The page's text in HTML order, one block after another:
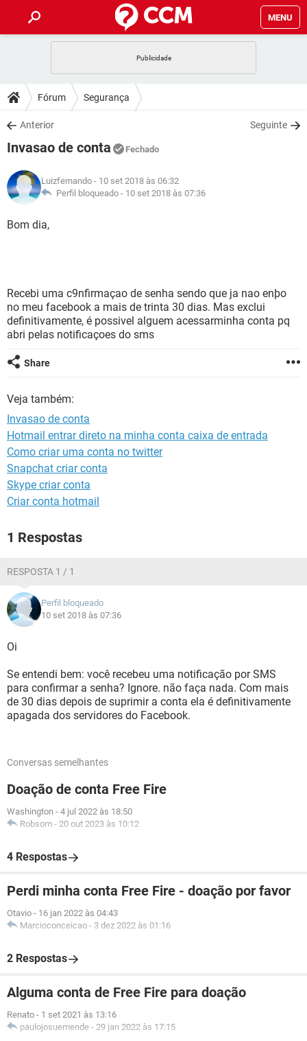
MENU
CELULAR
OUTLOOK
INSTAGRAM
GUIA DE COMPRAS
DICAS
JOGOS
INSTAGRAM GMAIL
GUIA DE COMPRAS
DOWNLOADS
JOGOS
CELULAR
OUTLOOK EXCEL
INSTAGRAM
JOGOS WHATSAPP
CELULAR
OUTLOOK
GLOSSÁRIO
JOGOS
INSTAGRAM
GUIA DE COMPRAS
Fórum Segurança
Anterior Seguinte
Invasao de conta Fechado
Luizfernando - 10 set 2018 às 06:32
Perfil bloqueado - 10 set 2018 às 07:36
Bom dia,
Recebi uma c9nfirmaçao de senha sendo que ja nao enþo
no meu facebook a mais de trinta 30 dias. Mas exclui
definitivamente, é possivel alguem acessarminha conta pq
abri pelas notificaçoes do sms
Share
Veja também:
Invasao de conta
Hotmail entrar direto na minha conta caixa de entrada
Como criar uma conta no twitter
Snapchat criar conta
Skype criar conta
Criar conta hotmail
1 Respostas
RESPOSTA 1 / 1
Perfil bloqueado
10 set 2018 às 07:36
Oi
Se entendi bem: você recebeu uma notificação por SMS
para confirmar a senha? Ignore. não faça nada. Com mais
de 30 dias depois de suprimir a conta ela é definitivamente
apagada dos servidores do Facebook.
Conversas semelhantes
Doação de conta Free Fire
Washington - 4 jul 2022 às 18:50
Robsom - 20 out 2023 às 10:12
4 Respostas
Perdi minha conta Free Fire - doação por favor
Otavio - 16 jan 2022 às 04:43
Marcioconceicao - 3 dez 2022 às 01:16
2 Respostas
Alguma conta de Free Fire para doação
Renato - 1 set 2021 às 13:16
paulojosuemende - 29 jan 2022 às 17:15